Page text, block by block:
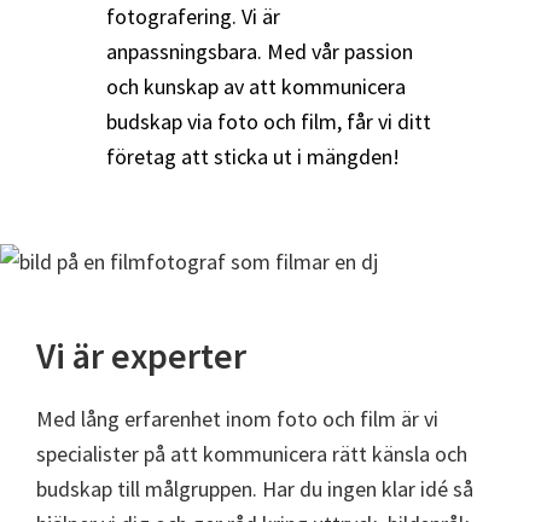
fotografering. Vi är
anpassningsbara. Med vår passion
och kunskap av att kommunicera
budskap via foto och film, får vi ditt
företag att sticka ut i mängden!
Vi är experter
Med lång erfarenhet inom foto och film är vi
specialister på att kommunicera rätt känsla och
budskap till målgruppen. Har du ingen klar idé så